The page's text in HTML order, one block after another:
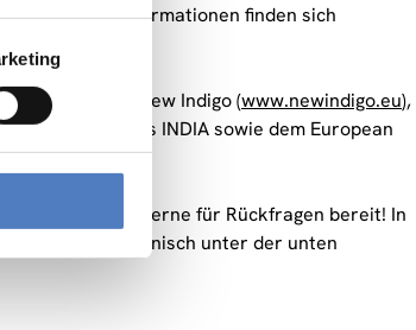
weitere Informationen finden sich
Projekt New Indigo (www.newindigo.eu),
Links INDIA sowie dem European
Institute.
in Wien gerne für Rückfragen bereit! In
mich auch telefonisch unter der unten